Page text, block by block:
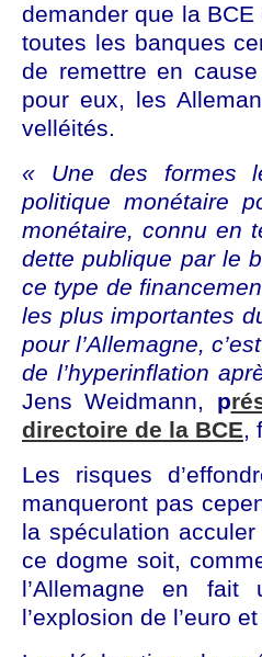
demander que la
toutes les banques
de remettre en
pour eux, les
velléités.
« Une des formes
politique monétaire
monétaire, connu en
dette publique par le
ce type de
les plus importantes
pour l’Allemagne,
de l’hyperinflation
Jens Weidmann, p
directoire de la BCE,
Les risques
manqueront pas
la spéculation
ce dogme soit,
l’Allemagne en
l’explosion de l’euro